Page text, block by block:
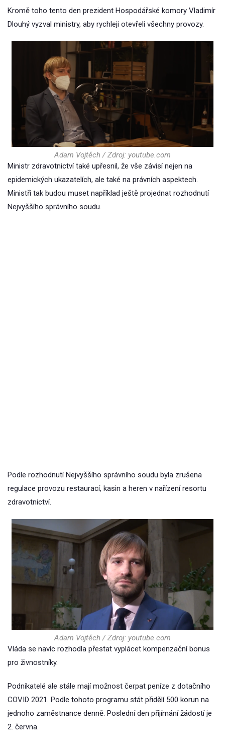
Kromě toho tento den prezident Hospodářské komory Vladimír
Dlouhý vyzval ministry, aby rychleji otevřeli všechny provozy.
Adam Vojtěch / Zdroj: youtube.com
Ministr zdravotnictví také upřesnil, že vše závisí nejen na
epidemických ukazatelích, ale také na právních aspektech.
Ministři tak budou muset například ještě projednat rozhodnutí
Nejvyššího správního soudu.
Podle rozhodnutí Nejvyššího správního soudu byla zrušena
regulace provozu restaurací, kasin a heren v nařízení resortu
zdravotnictví.
Adam Vojtěch / Zdroj: youtube.com
Vláda se navíc rozhodla přestat vyplácet kompenzační bonus
pro živnostníky.
Podnikatelé ale stále mají možnost čerpat peníze z dotačního
COVID 2021. Podle tohoto programu stát přidělí 500 korun na
jednoho zaměstnance denně. Poslední den přijímání žádostí je
2. června.